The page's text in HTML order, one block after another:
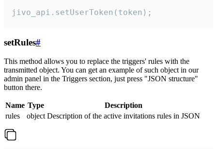
jivo_api.setUserToken(token);
setRules#
This method allows you to replace the triggers' rules with the
transmitted object. You can get an example of such object in our
admin panel in the Triggers section, just press "JSON structure"
button there.
Name Type
Description
rules
object Description of the active invitations rules in JSON